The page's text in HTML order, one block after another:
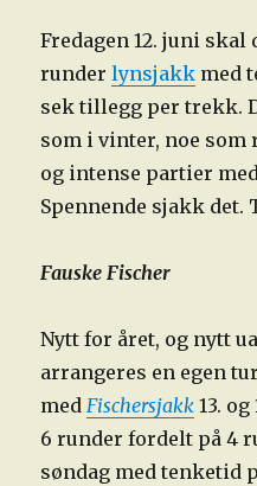
Fredagen 12. juni skal
runderlynsjakk med
sek tillegg per trekk.
som i vinter, noe
og intense partier
Spennende sjakk det.
Fauske Fischer
Nytt for året, og nytt
arrangeres en egen
med Fischersjakk 13.
6 runder fordelt på 4
søndag med tenketid